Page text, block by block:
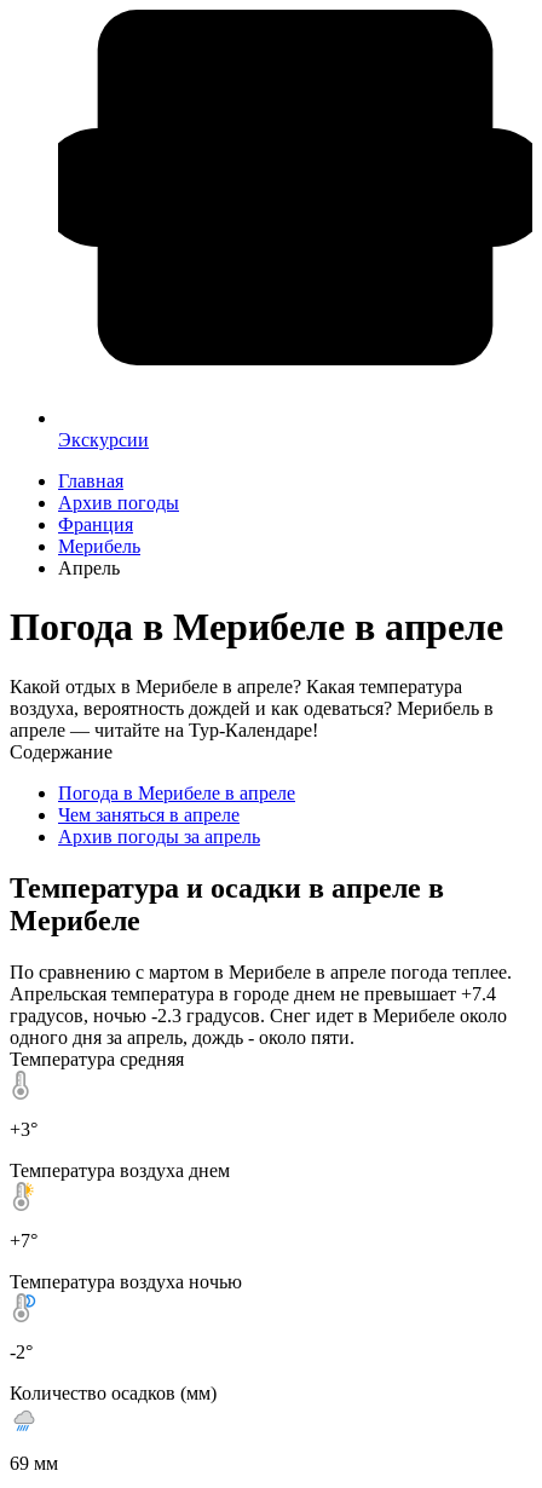
Экскурсии
Главная
Архив погоды
Франция
Мерибель
Апрель
Погода в Мерибеле в апреле
Какой отдых в Мерибеле в апреле? Какая температура
воздуха, вероятность дождей и как одеваться? Мерибель в
апреле — читайте на Тур-Календаре!
Содержание
Погода в Мерибеле в апреле
Чем заняться в апреле
Архив погоды за апрель
Температура и осадки в апреле в
Мерибеле
По сравнению с мартом в Мерибеле в апреле погода теплее.
Апрельская температура в городе днем не превышает +7.4
градусов, ночью -2.3 градусов. Снег идет в Мерибеле около
одного дня за апрель, дождь - около пяти.
Температура средняя
+3°
Температура воздуха днем
+7°
Температура воздуха ночью
-2°
Количество осадков (мм)
69 мм